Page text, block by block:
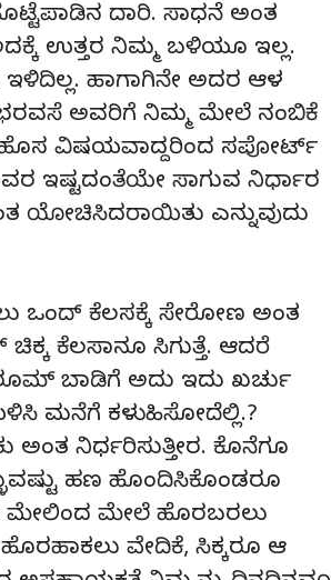
ದಾರಿ. ಸಾಧನೆ ಅಂತ
ಉತ್ತರ ನಿಮ್ಮ ಬಳಿಯೂ ಇಲ್ಲ.
ಹಾಗಾಗಿನೇ ಅದರ ಆಳ
ಅವರಿಗೆ ನಿಮ್ಮ ಮೇಲೆ ನಂಬಿಕೆ
ಹೊಸ ವಿಷಯವಾದ್ದರಿಂದ ಸಪೋರ್ಟ್
ಇಷ್ಟದಂತೆಯೇ ಸಾಗುವ ನಿರ್ಧಾರ
ಯೋಚಿಸಿದರಾಯಿತು ಎನ್ನುವುದು
ಒಂದ್ ಕೆಲಸಕ್ಕೆ ಸೇರೋಣ ಅಂತ
ಚಿಕ್ಕ ಕೆಲಸಾನೂ ಸಿಗುತ್ತೆ. ಆದರೆ
ಬಾಡಿಗೆ ಅದು ಇದು ಖರ್ಚು
ಮನೆಗೆ ಕಳುಹಿಸೋದೆಲ್ಲಿ.?
ಅಂತ ನಿರ್ಧರಿಸುತ್ತೀರ. ಕೊನೆಗೂ
ಹಣ ಹೊಂದಿಸಿಕೊಂಡರೂ
ಮೇಲಿಂದ ಮೇಲೆ ಹೊರಬರಲು
ಹೊರಹಾಕಲು ವೇದಿಕೆ, ಸಿಕ್ಕರೂ ಆ